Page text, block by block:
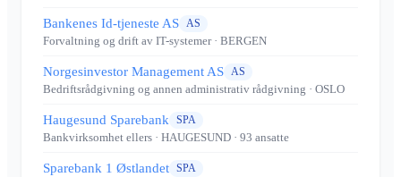
Bankenes Id-tjeneste AS AS
Forvaltning og drift av IT-systemer· BERGEN
Norgesinvestor Management AS AS
Bedriftsrådgivning og annen administrativ rådgivning · OSLO
Haugesund Sparebank SPA
Bankvirksomhet ellers · HAUGESUND · 93 ansatte
Sparebank 1 Østlandet SPA